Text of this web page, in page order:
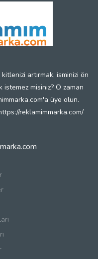
artırmak, isminizi ön
istemez misiniz? O zaman
üye olun.
reklamimmarka.com/